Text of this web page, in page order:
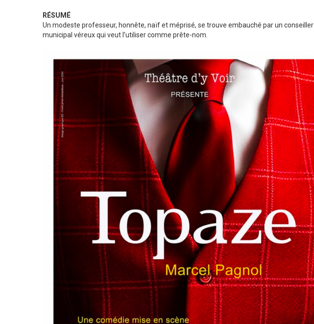
RÉSUMÉ
Un modeste professeur, honnête, naïf et méprisé, se trouve embauché par un conseiller
municipal véreux qui veut l’utiliser comme prête-nom.